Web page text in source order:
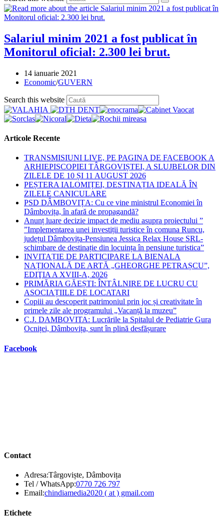
Salariul minim 2021 a fost publicat în
Monitorul oficial: 2.300 lei brut.
Post
published:
14 ianuarie 2021
Post
Economic/GUVERN
Search this website
Escape
Articole Recente
TRANSMISIUNI LIVE, PE PAGINA DE FACEBOOK A
ARHIEPISCOPIEI TÂRGOVIȘTEI, A SLUJBELOR DIN
ZILELE DE 10 ȘI 11 AUGUST 2026
PEȘTERA IALOMIȚEI, DESTINAȚIA IDEALĂ ÎN
ZILELE CANICULARE
PSD DÂMBOVIȚA: Cu ce vine ministrul Economiei în
Dâmbovița, în afară de propagandă?
Anunț luare decizie impact de mediu asupra proiectului ”
”Implementarea unei investiții turistice în comuna Runcu,
județul Dâmbovița-Pensiunea Jessica Relax House SRL-
schimbare de destinație din locuința în pensiune turistica”
INVITAȚIE DE PARTICIPARE LA BIENALA
NAȚIONALĂ DE ARTĂ „GHEORGHE PETRAȘCU”,
EDIŢIA A XVIII-A, 2026
PRIMĂRIA GĂEȘTI: ÎNTÂLNIRE DE LUCRU CU
ASOCIAȚIILE DE LOCATARI
Copiii au descoperit patrimoniul prin joc și creativitate în
primele zile ale programului „Vacanță la muzeu”
C.J. DAMBOVITA: Lucrările la Spitalul de Pediatrie Gura
Ocniței, Dâmbovița, sunt în plină desfășurare
Facebook
Contact
Adresa:Târgoviște, Dâmbovița
Tel / WhatsApp:0770 726 797Opens
in
Email:chindiamedia2020 ( at ) gmail.comOpens
Etichete